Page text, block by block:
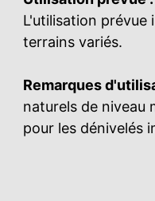
L'utilisation prévue
terrains variés.
Remarques
naturels de niveau
pour les dénivelés